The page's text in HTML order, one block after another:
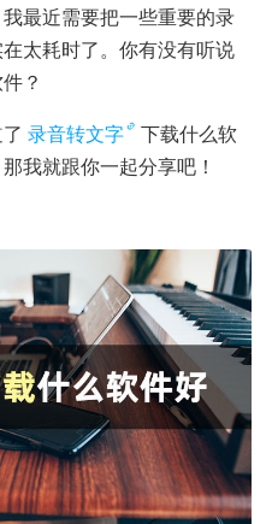
最近需要把一些重要的录
太耗时了。你有没有听说
？
录音转文字
下载什么软
我就跟你一起分享吧！